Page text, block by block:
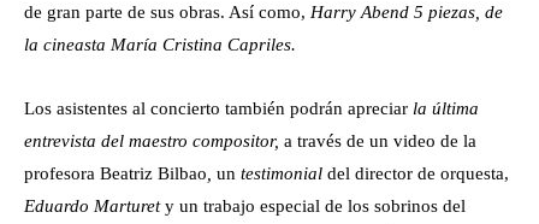
de gran parte de sus obras. Así como, Harry Abend 5 piezas, de
la cineasta María Cristina Capriles.
Los asistentes al concierto también podrán apreciar la última
entrevista del maestro compositor, a través de un video de la
profesora Beatriz Bilbao un testimonial del director de orquesta,
Eduardo Marturety un trabajo especial de los sobrinos del